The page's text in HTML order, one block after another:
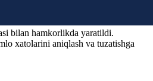
bilan hamkorlikda yaratildi.
xatolarini aniqlash va tuzatishga